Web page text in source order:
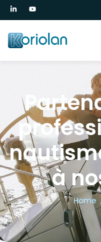
à
Home